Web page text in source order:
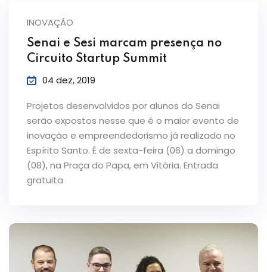
INOVAÇÃO
Senai e Sesi marcam presença no
Circuito Startup Summit
04 dez, 2019
Projetos desenvolvidos por alunos do Senai
serão expostos nesse que é o maior evento de
inovação e empreendedorismo já realizado no
Espírito Santo. É de sexta-feira (06) a domingo
(08), na Praça do Papa, em Vitória. Entrada
gratuita